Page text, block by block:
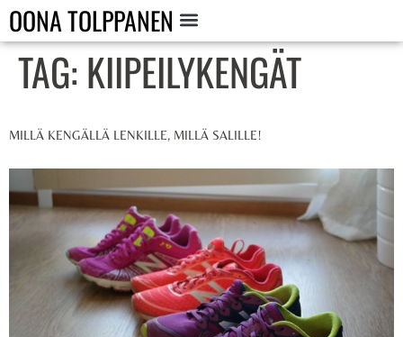
OONA TOLPPANEN
TAG: KIIPEILYKENGÄT
MILLÄ KENGÄLLÄ LENKILLE, MILLÄ SALILLE!